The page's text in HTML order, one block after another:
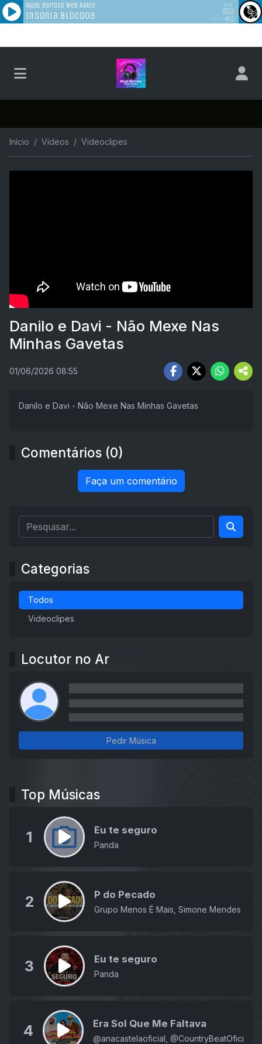
Início Vídeos Videoclipes
Danilo e Davi - Não Mexe Nas
Minhas Gavetas
01/06/2026 08:55
Danilo e Davi - Não Mexe Nas Minhas Gavetas
Comentários (0)
Faça um comentário
Categorias
Todos
Videoclipes
Locutor no Ar
Pedir Música
Top Músicas
1 Eu te seguro
Panda
2 P do Pecado
Grupo Menos É Mais, Simone Mendes
3 Eu te seguro
Panda
4 Era Sol Que Me Faltava
‪@anacastelaoficial‬, ‪@CountryBeatOficial‬